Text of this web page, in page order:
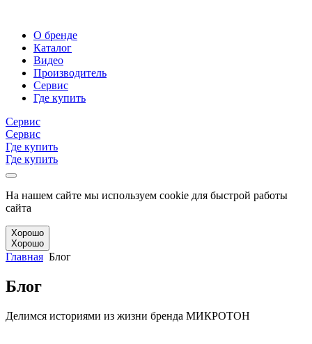
О бренде
Каталог
Видео
Производитель
Сервис
Где купить
Сервис
Сервис
Где купить
Где купить
На нашем сайте мы используем cookie для быстрой работы
сайта
Хорошо
Хорошо
Главная Блог
Блог
Делимся историями из жизни бренда МИКРОТОН